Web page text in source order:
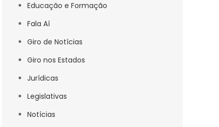
Educação e Formação
Fala Aí
Giro de Notícias
Giro nos Estados
Jurídicas
Legislativas
Notícias